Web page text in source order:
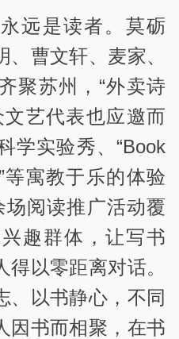
远是读者。莫砺
曹文轩、麦家、
聚苏州，“外卖诗
文艺代表也应邀而
学实验秀、“Book
寓教于乐的体验
阅读推广活动覆
趣群体，让写书
得以零距离对话。
、以书静心，不同
因书而相聚，在书